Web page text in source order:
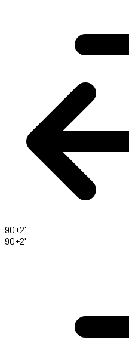
90+2'
90+2'